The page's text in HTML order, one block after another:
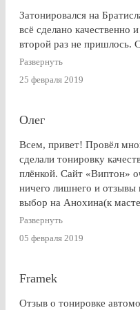
Затонировался на
всё сделано качественно
второй раз не пришлось.
Развернуть
25 февраля 2019
Олег
Всем, привет! Провёл
сделали тонировку
плёнкой. Сайт «Виптон»
ничего лишнего и отзывы
выбор на Анохина(к
именно так, как и
Развернуть
05 февраля 2019
Framek
Отзыв о тонировке